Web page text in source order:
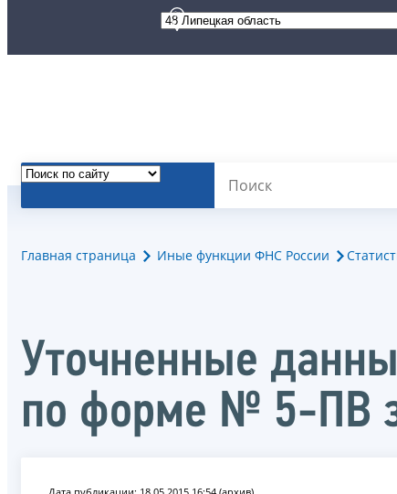
Главная страница Иные функции ФНС России
Уточненные
по форме № 5-ПВ